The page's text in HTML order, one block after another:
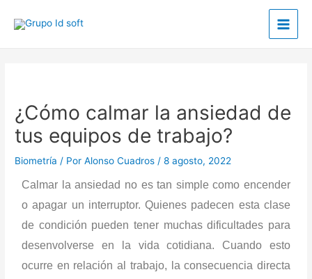
Main
¿Cómo calmar la ansiedad de
tus equipos de trabajo?
Biometría / PorAlonso Cuadros /8 agosto, 2022
Calmar la ansiedad no es tan simple como encender
o apagar un interruptor. Quienes padecen esta clase
de condición pueden tener muchas dificultades para
desenvolverse en la vida cotidiana. Cuando esto
ocurre en relación al trabajo, la consecuencia directa